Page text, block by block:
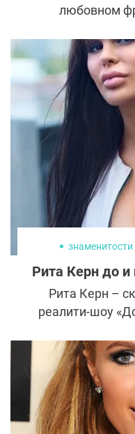
любовном
ее
Водонаевой
пользуется не
знаменитости
Рита Керн до и
Рита Керн –
реалити-шоу
она уже
Сети.
купается в
прошлое было у